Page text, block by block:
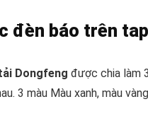
đèn báo trên
Dongfeng được chia làm
3 màu Màu xanh, màu